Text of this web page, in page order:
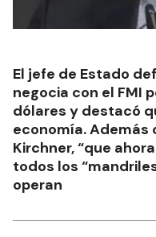
El jefe de Estado
negocia con el FMI
dólares y destacó
economía. Además
Kirchner, “que
todos los
operan